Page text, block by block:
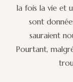
la fois la vie et
sont
sauraient
Pourtant,